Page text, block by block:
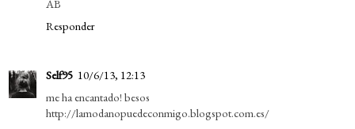
AB
Responder
Self95 10/6/13, 12:13
me ha encantado! besos
http://lamodanopuedeconmigo.blogspot.com.es/